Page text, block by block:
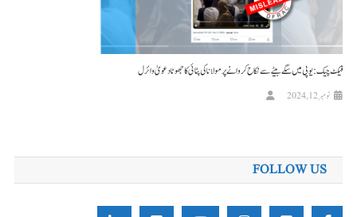
فیکٹ چیک :یوپی میں سگے بیٹے سے نکاح کروانے پر مولانا کی پٹائی کا جھوٹا دعویٰ وائرل
نومبر 12, 2024
FOLLOW US